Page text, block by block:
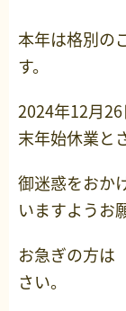
本年は格別の
す。
2024年12月
末年始休業と
御迷惑をおか
いますようお
お急ぎの方
さい。